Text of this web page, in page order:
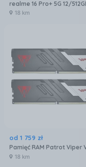
18 km
od 1 759 zł
18 km